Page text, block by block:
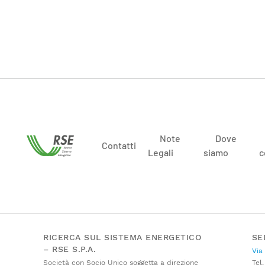
Contatti
Note
Legali
Dove
siamo
RICERCA SUL SISTEMA ENERGETICO
– RSE S.P.A.
Società con Socio Unico soggetta a direzione
Via
Tel.